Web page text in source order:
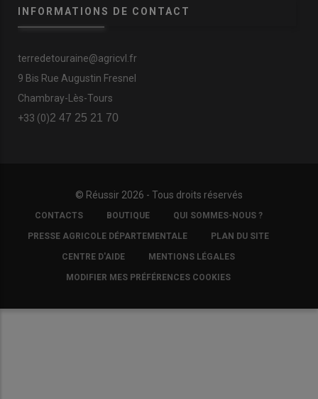
INFORMATIONS DE CONTACT
terredetouraine@agricvl.fr
9 Bis Rue Augustin Fresnel
Chambray-Lès-Tours
+33 (0)2 47 25 21 70
© Réussir 2026 - Tous droits réservés
FOOTER
COPYRIGHT
CONTACTS BOUTIQUE QUI SOMMES-NOUS ?
PRESSE AGRICOLE DÉPARTEMENTALE PLAN DU SITE
CENTRE D'AIDE MENTIONS LÉGALES
MODIFIER MES PRÉFÉRENCES COOKIES